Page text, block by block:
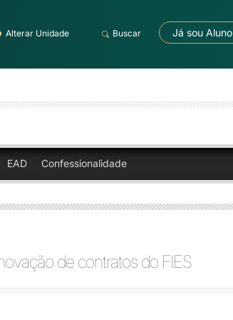
Alterar Unidade Buscar Já sou Aluno
EAD Confessionalidade
de contratos do FIES